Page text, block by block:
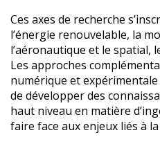
Ces axes de recherche
l’énergie renouvelable, la
l’aéronautique et le spatial,
Les approches
numérique et
de développer des
haut niveau en matière
faire face aux enjeux liés à